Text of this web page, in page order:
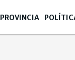
PROVINCIA